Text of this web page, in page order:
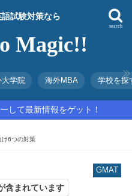
試験対策なら
Magic!!
search
大学院 海外MBA 学校を探
して最新情報をゲット！
け6つの対策
GMAT
含まれています